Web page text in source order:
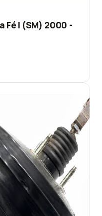
Fé I (SM) 2000 -